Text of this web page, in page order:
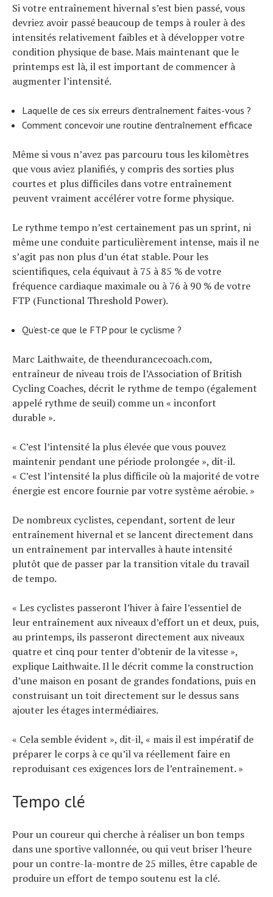
Si votre entraînement hivernal s’est bien passé, vous
devriez avoir passé beaucoup de temps à rouler à des
intensités relativement faibles et à développer votre
condition physique de base. Mais maintenant que le
printemps est là, il est important de commencer à
augmenter l’intensité.
Laquelle de ces six erreurs d’entraînement faites-vous ?
Comment concevoir une routine d’entraînement efficace
Même si vous n’avez pas parcouru tous les kilomètres
que vous aviez planifiés, y compris des sorties plus
courtes et plus difficiles dans votre entraînement
peuvent vraiment accélérer votre forme physique.
Le rythme tempo n’est certainement pas un sprint, ni
même une conduite particulièrement intense, mais il ne
s’agit pas non plus d’un état stable. Pour les
scientifiques, cela équivaut à 75 à 85 % de votre
fréquence cardiaque maximale ou à 76 à 90 % de votre
FTP (Functional Threshold Power).
Qu’est-ce que le FTP pour le cyclisme ?
Marc Laithwaite, de theendurancecoach.com,
entraîneur de niveau trois de l’Association of British
Cycling Coaches, décrit le rythme de tempo (également
appelé rythme de seuil) comme un « inconfort
durable ».
« C’est l’intensité la plus élevée que vous pouvez
maintenir pendant une période prolongée », dit-il.
« C’est l’intensité la plus difficile où la majorité de votre
énergie est encore fournie par votre système aérobie. »
De nombreux cyclistes, cependant, sortent de leur
entraînement hivernal et se lancent directement dans
un entraînement par intervalles à haute intensité
plutôt que de passer par la transition vitale du travail
de tempo.
« Les cyclistes passeront l’hiver à faire l’essentiel de
leur entraînement aux niveaux d’effort un et deux, puis,
au printemps, ils passeront directement aux niveaux
quatre et cinq pour tenter d’obtenir de la vitesse »,
explique Laithwaite. Il le décrit comme la construction
d’une maison en posant de grandes fondations, puis en
construisant un toit directement sur le dessus sans
ajouter les étages intermédiaires.
« Cela semble évident », dit-il, « mais il est impératif de
préparer le corps à ce qu’il va réellement faire en
reproduisant ces exigences lors de l’entraînement. »
Tempo clé
Pour un coureur qui cherche à réaliser un bon temps
dans une sportive vallonnée, ou qui veut briser l’heure
pour un contre-la-montre de 25 milles, être capable de
produire un effort de tempo soutenu est la clé.
Actualités
Technologies
Tests de produits
Tendances
Tous nos articles